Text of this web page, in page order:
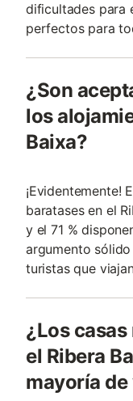
dificultades para
perfectos para
¿Son
los
Baixa?
¡Evidentemente!
baratases en el
y el 71 %
argumento
turistas que
¿Los
el Ribera
mayoría de